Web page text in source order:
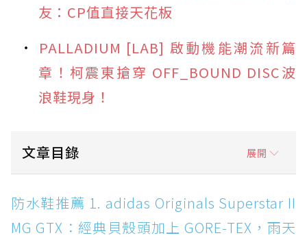
友：CP值直接天花板
PALLADIUM [LAB] 啟動機能潮流新篇
章！柯震東搶穿 OFF_BOUND DISC波
浪鞋現身！
文章目錄 展開
防水鞋推薦 1. adidas Originals Superstar II
MG GTX：經典貝殼頭加上 GORE-TEX，雨天街
頭穿搭神鞋
防水鞋推薦 1. adidas Originals Superstar II
MG GTX：經典貝殼頭加上 GORE-TEX，雨天